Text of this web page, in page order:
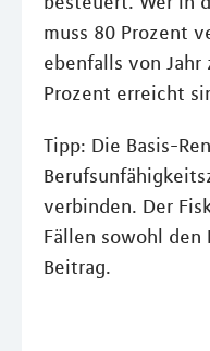
muss 80 Prozent
ebenfalls von Jahr
Prozent erreicht
Tipp: Die Basis-
verbinden. Der
Fällen sowohl den
Beitrag.